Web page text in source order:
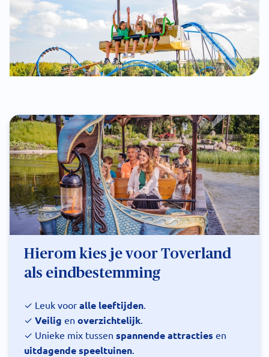
Hierom kies je voor Toverland
als eindbestemming
✓ Leuk voor alle leeftijden.
✓ Veilig en overzichtelijk.
✓ Unieke mix tussen spannende attracties en
uitdagende speeltuinen.